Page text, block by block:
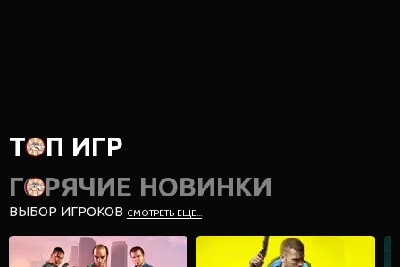
ТОП ИГР
ГОРЯЧИЕ НОВИНКИ
ВЫБОР ИГРОКОВ СМОТРЕТЬ ЕЩЕ...